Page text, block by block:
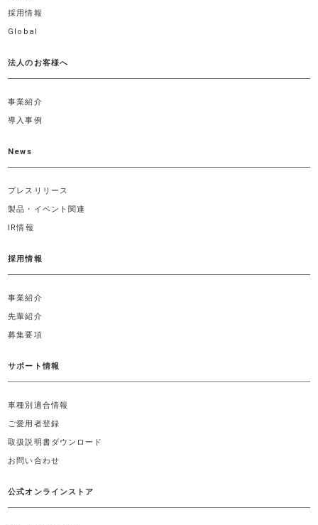
採用情報
Global
法人のお客様へ
事業紹介
導入事例
News
プレスリリース
製品・イベント関連
IR情報
採用情報
事業紹介
先輩紹介
募集要項
サポート情報
車種別適合情報
ご愛用者登録
取扱説明書ダウンロード
お問い合わせ
公式オンラインストア